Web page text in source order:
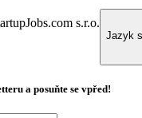
s.r.o.
Jazyk
a posuňte se vpřed!